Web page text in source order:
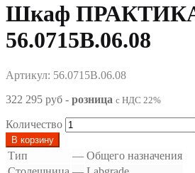
Шкаф
56.0715В.06.08
Артикул: 56.0715В.06.08
322 295 руб - розница с НДС 22%
Количество
В корзину
Тип — Общего назначения